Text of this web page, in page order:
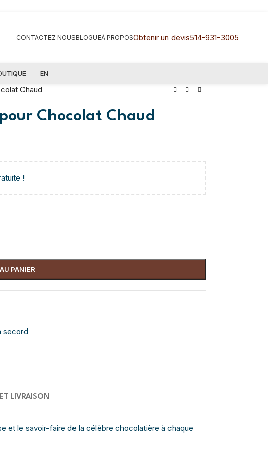
CONTACTEZ NOUSBLOGUEÀ PROPOSObtenir un devis514-931-3005
EN
Chaud
Chocolat Chaud
!
PANIER
secord
LIVRAISON
et le savoir-faire de la célèbre chocolatière à chaque